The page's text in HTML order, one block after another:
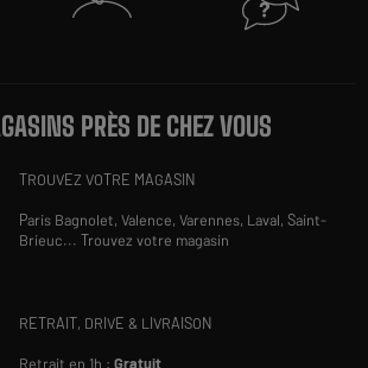
PRÈS DE CHEZ VOUS
TROUVEZ VOTRE MAGASIN
Paris Bagnolet,Valence,Varennes, Laval,Saint-
Brieuc...Trouvez votre magasin
RETRAIT, DRIVE & LIVRAISON
Retrait en 1h :Gratuit